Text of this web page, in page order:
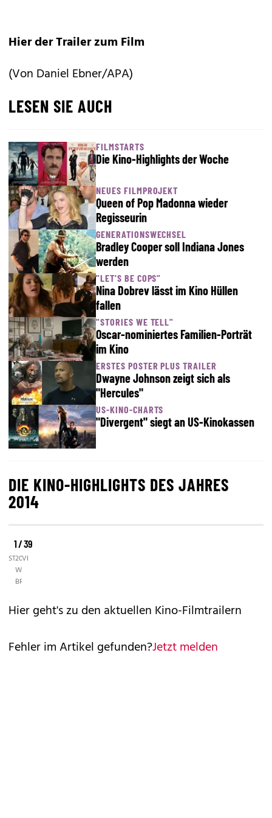
Hier der Trailer zum Film
(Von Daniel Ebner/APA)
LESEN SIE AUCH
FILMSTARTS
Die Kino-Highlights der Woche
NEUES FILMPROJEKT
Queen of Pop Madonna wieder
Regisseurin
GENERATIONSWECHSEL
Bradley Cooper soll Indiana Jones
werden
"LET'S BE COPS"
Nina Dobrev lässt im Kino Hüllen
fallen
"STORIES WE TELL"
Oscar-nominiertes Familien-Porträt
im Kino
ERSTES POSTER PLUS TRAILER
Dwayne Johnson zeigt sich als
"Hercules"
US-KINO-CHARTS
"Divergent" siegt an US-Kinokassen
DIE KINO-HIGHLIGHTS DES JAHRES
2014
1 / 39
STUDIOCANAL
©
2014
WARNER
BROS.
©
VIENNALE.AT
Hier geht's zu den aktuellen Kino-Filmtrailern
Fehler im Artikel gefunden?Jetzt melden